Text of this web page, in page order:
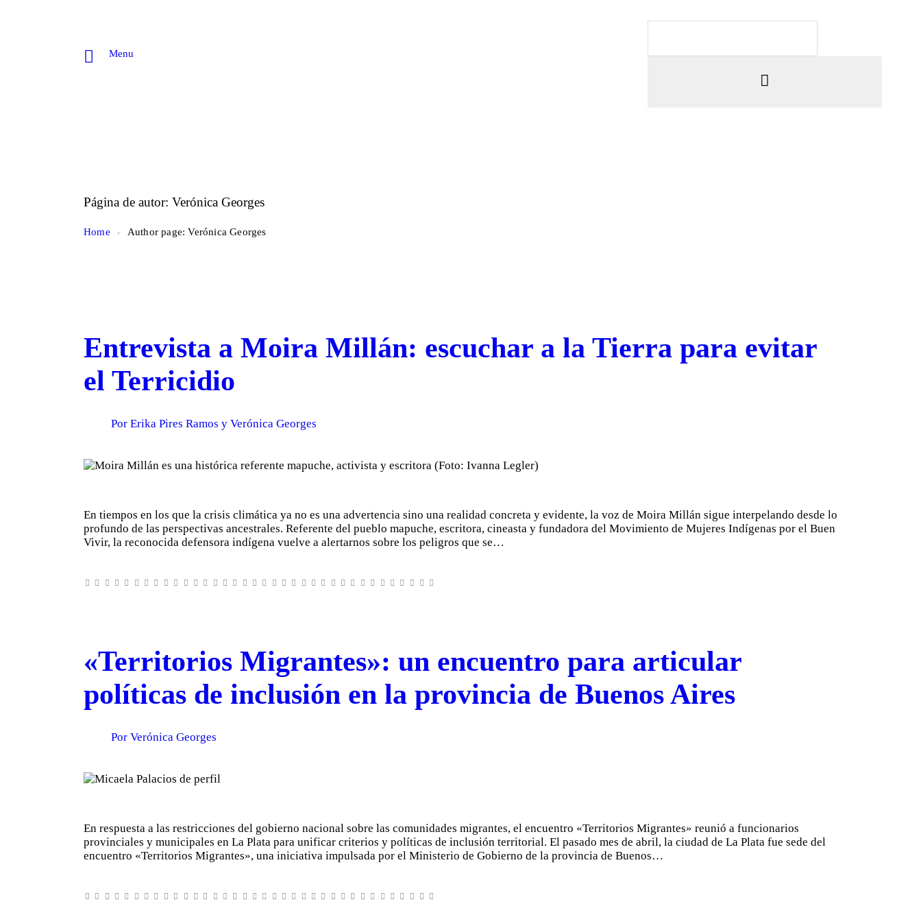
Menu
Página de autor: Verónica Georges
Home Author page: Verónica Georges
Entrevista a Moira Millán: escuchar a la Tierra para evitar
el Terricidio
Por Erika Pires Ramos y Verónica Georges
En tiempos en los que la crisis climática ya no es una advertencia sino una realidad concreta y evidente, la voz de Moira Millán sigue interpelando desde lo
profundo de las perspectivas ancestrales. Referente del pueblo mapuche, escritora, cineasta y fundadora del Movimiento de Mujeres Indígenas por el Buen
Vivir, la reconocida defensora indígena vuelve a alertarnos sobre los peligros que se…
«Territorios Migrantes»: un encuentro para articular
políticas de inclusión en la provincia de Buenos Aires
Por Verónica Georges
En respuesta a las restricciones del gobierno nacional sobre las comunidades migrantes, el encuentro «Territorios Migrantes» reunió a funcionarios
provinciales y municipales en La Plata para unificar criterios y políticas de inclusión territorial. El pasado mes de abril, la ciudad de La Plata fue sede del
encuentro «Territorios Migrantes», una iniciativa impulsada por el Ministerio de Gobierno de la provincia de Buenos…